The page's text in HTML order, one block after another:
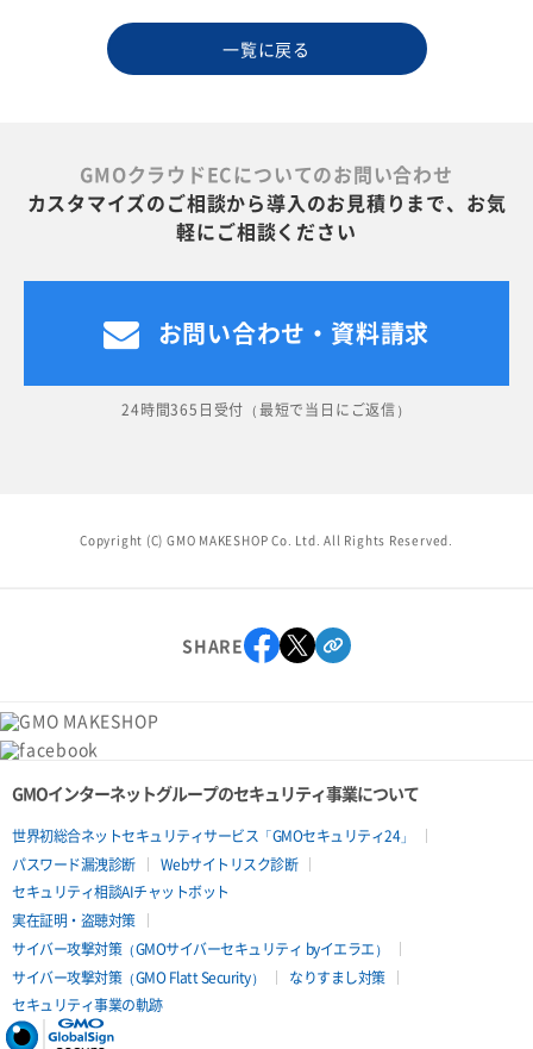
一覧に戻る
GMOクラウドECについてのお問い合わせ
カスタマイズのご相談から導入のお見積りまで、お気
軽にご相談ください
お問い合わせ・資料請求
24時間365日受付（最短で当日にご返信）
Copyright (C) GMO MAKESHOP Co. Ltd. All Rights Reserved.
SHARE
GMOインターネットグループのセキュリティ事業について
世界初総合ネットセキュリティサービス「GMOセキュリティ24」
パスワード漏洩診断
Webサイトリスク診断
セキュリティ相談AIチャットボット
実在証明・盗聴対策
サイバー攻撃対策（GMOサイバーセキュリティ byイエラエ）
サイバー攻撃対策（GMO Flatt Security）
なりすまし対策
セキュリティ事業の軌跡